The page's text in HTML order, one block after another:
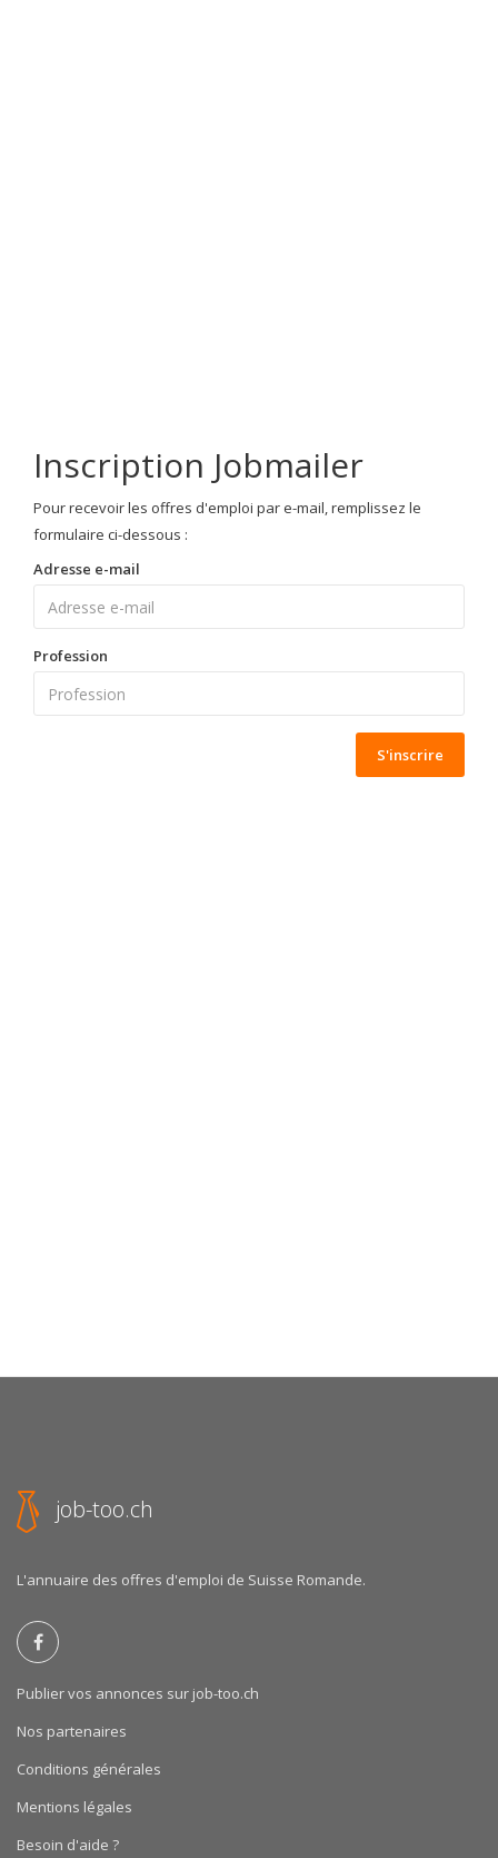
Inscription Jobmailer
Pour recevoir les offres d'emploi par e-mail, remplissez le
formulaire ci-dessous :
Adresse e-mail
Profession
S'inscrire
job-too.ch
L'annuaire des offres d'emploi de Suisse Romande.
Publier vos annonces sur job-too.ch
Nos partenaires
Conditions générales
Mentions légales
Besoin d'aide ?